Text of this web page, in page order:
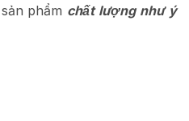
phẩm chất lượng như ý